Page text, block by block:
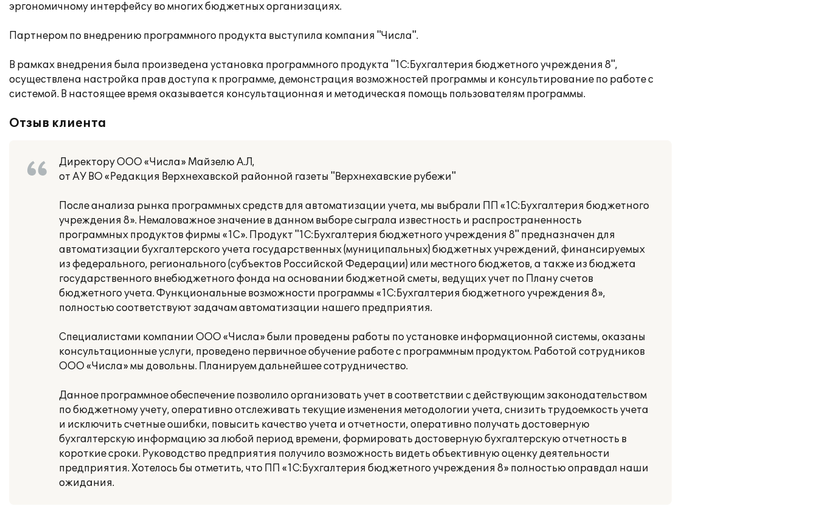
эргономичному интерфейсу во многих бюджетных организациях.
Партнером по внедрению программного продукта выступила компания "Числа".
В рамках внедрения была произведена установка программного продукта "1С:Бухгалтерия бюджетного учреждения 8",
осуществлена настройка прав доступа к программе, демонстрация возможностей программы и консультирование по работе с
системой. В настоящее время оказывается консультационная и методическая помощь пользователям программы.
Отзыв клиента
Директору ООО «Числа» Майзелю А.Л,
от АУ ВО «Редакция Верхнехавской районной газеты "Верхнехавские рубежи"
После анализа рынка программных средств для автоматизации учета, мы выбрали ПП «1С:Бухгалтерия бюджетного
учреждения 8». Немаловажное значение в данном выборе сыграла известность и распространенность
программных продуктов фирмы «1С». Продукт "1С:Бухгалтерия бюджетного учреждения 8" предназначен для
автоматизации бухгалтерского учета государственных (муниципальных) бюджетных учреждений, финансируемых
из федерального, регионального (субъектов Российской Федерации) или местного бюджетов, а также из бюджета
государственного внебюджетного фонда на основании бюджетной сметы, ведущих учет по Плану счетов
бюджетного учета. Функциональные возможности программы «1С:Бухгалтерия бюджетного учреждения 8»,
полностью соответствуют задачам автоматизации нашего предприятия.
Специалистами компании ООО «Числа» были проведены работы по установке информационной системы, оказаны
консультационные услуги, проведено первичное обучение работе с программным продуктом. Работой сотрудников
ООО «Числа» мы довольны. Планируем дальнейшее сотрудничество.
Данное программное обеспечение позволило организовать учет в соответствии с действующим законодательством
по бюджетному учету, оперативно отслеживать текущие изменения методологии учета, снизить трудоемкость учета
и исключить счетные ошибки, повысить качество учета и отчетности, оперативно получать достоверную
бухгалтерскую информацию за любой период времени, формировать достоверную бухгалтерскую отчетность в
короткие сроки. Руководство предприятия получило возможность видеть объективную оценку деятельности
предприятия. Хотелось бы отметить, что ПП «1С:Бухгалтерия бюджетного учреждения 8» полностью оправдал наши
ожидания.